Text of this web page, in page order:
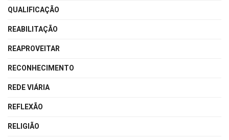
QUALIFICAÇÃO
REABILITAÇÃO
REAPROVEITAR
RECONHECIMENTO
REDE VIÁRIA
REFLEXÃO
RELIGIÃO